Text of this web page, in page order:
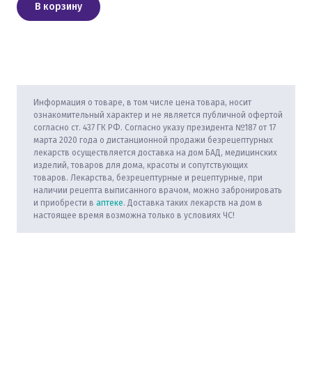
В корзину
Информация о товаре, в том числе цена товара, носит
ознакомительный характер и не является публичной офертой
согласно ст. 437 ГК РФ. Согласно указу президента №187 от 17
марта 2020 года о дистанционной продажи безрецептурных
лекарств осуществляется доставка на дом БАД, медицинских
изделий, товаров для дома, красоты и сопутствующих
товаров. Лекарства, безрецептурные и рецептурные, при
наличии рецепта выписанного врачом, можно забронировать
и приобрести в аптеке. Доставка таких лекарств на дом в
настоящее время возможна только в условиях ЧС!